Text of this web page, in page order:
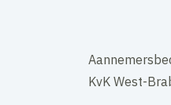
KvK West-